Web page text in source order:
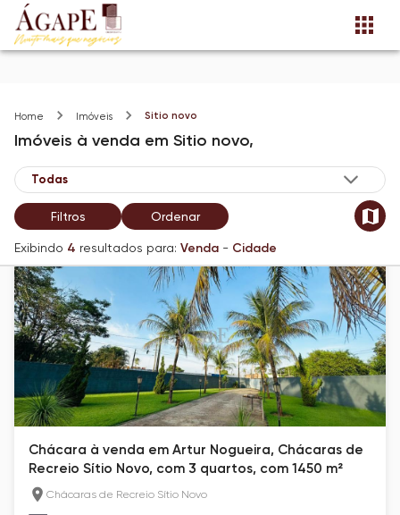
Home Imóveis Sitio novo
Imóveis à venda em Sitio novo,
Filtros Ordenar
Exibindo 4 resultados para: Venda - Cidade
Chácara à venda em Artur Nogueira, Chácaras de
Recreio Sítio Novo, com 3 quartos, com 1450 m²
Chácaras de Recreio Sítio Novo